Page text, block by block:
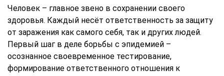
Человек – главное звено в сохранении своего
здоровья. Каждый несёт ответственность за защиту
от заражения как самого себя, так и других людей.
Первый шаг в деле борьбы с эпидемией –
осознанное своевременное тестирование,
формирование ответственного отношения к